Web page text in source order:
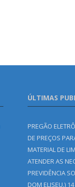
ÚLTIMAS
PREGÃO
DE PREÇOS
MATERIAL DE
ATENDER AS
PREVIDÊNCIA
DOM ELISEU.)